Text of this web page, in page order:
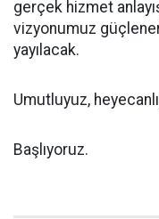
gerçek hizmet
vizyonumuz
yayılacak.
Umutluyuz,
Başlıyoruz.